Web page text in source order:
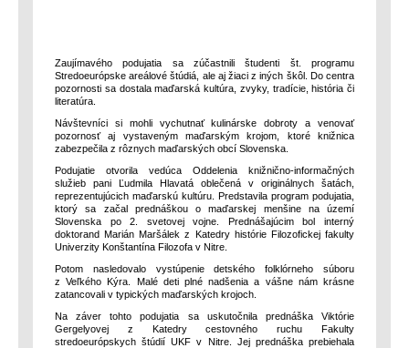
Zaujímavého podujatia sa zúčastnili študenti št. programu
Stredoeurópske areálové štúdiá, ale aj žiaci z iných škôl. Do centra
pozornosti sa dostala maďarská kultúra, zvyky, tradície, história či
literatúra.
Návštevníci si mohli vychutnať kulinárske dobroty a venovať
pozornosť aj vystaveným maďarským krojom, ktoré knižnica
zabezpečila z rôznych maďarských obcí Slovenska.
Podujatie otvorila vedúca Oddelenia knižnično-informačných
služieb pani Ľudmila Hlavatá oblečená v originálnych šatách,
reprezentujúcich maďarskú kultúru. Predstavila program podujatia,
ktorý sa začal prednáškou o maďarskej menšine na území
Slovenska po 2. svetovej vojne. Prednášajúcim bol interný
doktorand Marián Maršálek z Katedry histórie Filozofickej fakulty
Univerzity Konštantína Filozofa v Nitre.
Potom nasledovalo vystúpenie detského folklórneho súboru
z Veľkého Kýra. Malé deti plné nadšenia a vášne nám krásne
zatancovali v typických maďarských krojoch.
Na záver tohto podujatia sa uskutočnila prednáška Viktórie
Gergelyovej z Katedry cestovného ruchu Fakulty
stredoeurópskych štúdií UKF v Nitre. Jej prednáška prebiehala